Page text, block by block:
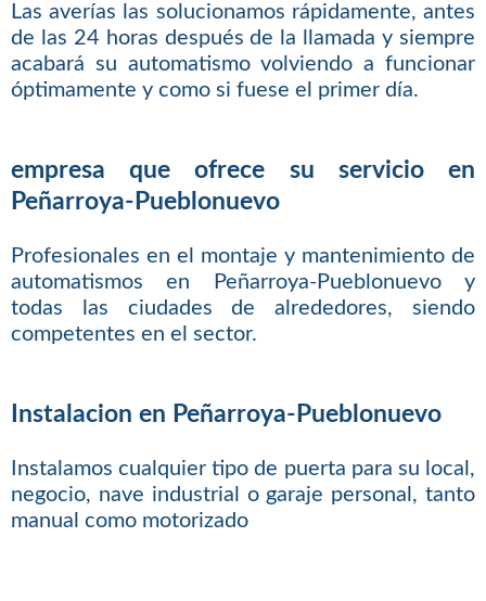
Las averías las solucionamos rápidamente, antes
de las 24 horas después de la llamada y siempre
acabará su automatismo volviendo a funcionar
óptimamente y como si fuese el primer día.
empresa que ofrece su servicio en
Peñarroya-Pueblonuevo
Profesionales en el montaje y mantenimiento de
automatismos en Peñarroya-Pueblonuevo y
todas las ciudades de alrededores, siendo
competentes en el sector.
Instalacion en Peñarroya-Pueblonuevo
Instalamos cualquier tipo de puerta para su local,
negocio, nave industrial o garaje personal, tanto
manual como motorizado